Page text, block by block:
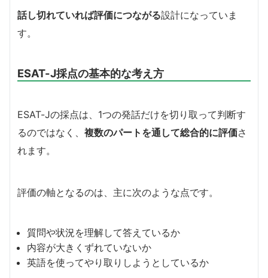
話し切れていれば評価につながる設計になっていま
す。
ESAT-J採点の基本的な考え方
ESAT-Jの採点は、1つの発話だけを切り取って判断す
るのではなく、 複数のパートを通して総合的に評価さ
れます。
評価の軸となるのは、主に次のような点です。
質問や状況を理解して答えているか
内容が大きくずれていないか
英語を使ってやり取りしようとしているか